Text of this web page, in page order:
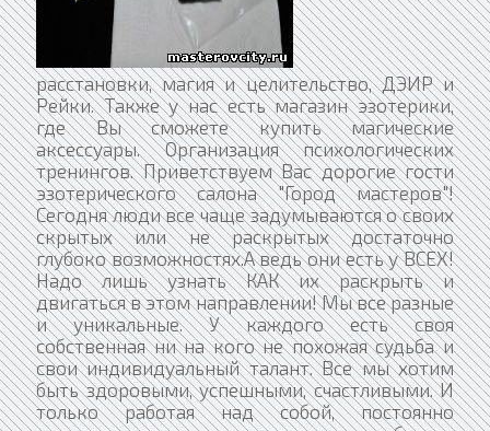
расстановки, магия и целительство, ДЭИР и
Рейки. Также у нас есть магазин эзотерики,
где Вы сможете купить магические
аксессуары. Организация психологических
тренингов. Приветствуем Вас дорогие гости
эзотерического салона "Город мастеров"!
Сегодня люди все чаще задумываются о своих
скрытых или не раскрытых достаточно
глубоко возможностях.А ведь они есть у ВСЕХ!
Надо лишь узнать КАК их раскрыть и
двигаться в этом направлении! Мы все разные
и уникальные. У каждого есть своя
собственная ни на кого не похожая судьба и
свои индивидуальный талант. Все мы хотим
быть здоровыми, успешными, счастливыми. И
только работая над собой, постоянно